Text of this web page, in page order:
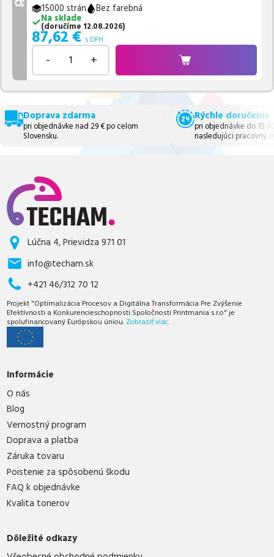
15000 strán
Bez farebná
Na sklade
(doručíme 12.08.2026)
87,62 € s DPH
- +
Doprava zdarma
pri objednávke nad 29 € po celom
Slovensku.
Rýchle doručenie
pri objednávke do
nasledujúci pracovný
Lúčna 4, Prievidza 971 01
info@techam.sk
+421 46/312 70 12
Projekt "Optimalizácia Procesov a Digitálna Transformácia Pre Zvýšenie
Efektívnosti a Konkurencieschopnosti Spoločnosti Printmania s.r.o" je
spolufinancovaný Európskou úniou. Zobraziť viac.
Informácie
O nás
Blog
Vernostný program
Doprava a platba
Záruka tovaru
Poistenie za spôsobenú škodu
FAQ k objednávke
Kvalita tonerov
Dôležité odkazy